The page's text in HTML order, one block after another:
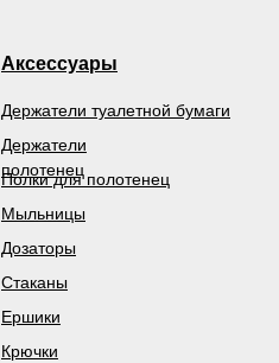
Дозаторы
Стаканы
Ершики
Крючки
Держатели
полотенец
Мыльницы
Держатели туалетной бумаги
Полки для полотенец
Аксессуары